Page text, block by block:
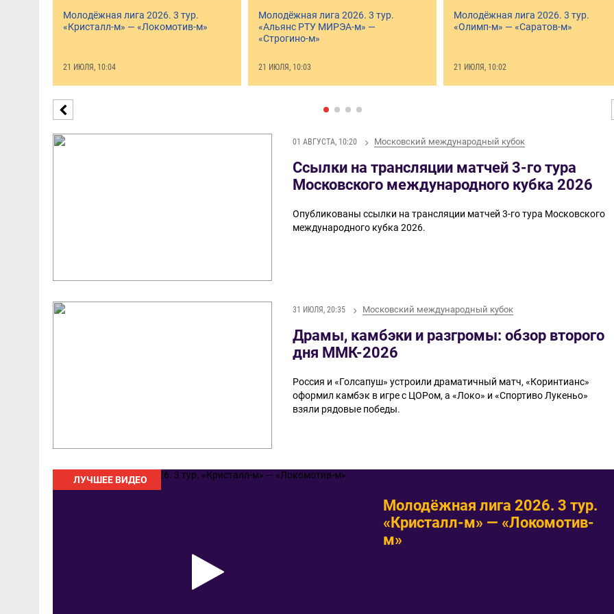
Молодёжная лига 2026. 3 тур.
«Кристалл-м» — «Локомотив-м»
21 ИЮЛЯ, 10:04
Молодёжная лига 2026. 3 тур.
«Альянс РТУ МИРЭА-м» —
«Строгино-м»
21 ИЮЛЯ, 10:03
Молодёжная лига 2026. 3 тур.
«Олимп-м» — «Саратов-м»
21 ИЮЛЯ, 10:02
01 АВГУСТА, 10:20 Московский международный кубок
Ссылки на трансляции матчей 3-го тура
Московского международного кубка 2026
Опубликованы ссылки на трансляции матчей 3-го тура Московского
международного кубка 2026.
31 ИЮЛЯ, 20:35 Московский международный кубок
Драмы, камбэки и разгромы: обзор второго
дня ММК-2026
Россия и «Голсапуш» устроили драматичный матч, «Коринтианс»
оформил камбэк в игре с ЦОРом, а «Локо» и «Спортиво Лукеньо»
взяли рядовые победы.
ЛУЧШЕЕ ВИДЕО
Молодёжная лига 2026. 3 тур.
«Кристалл-м» — «Локомотив-
м»